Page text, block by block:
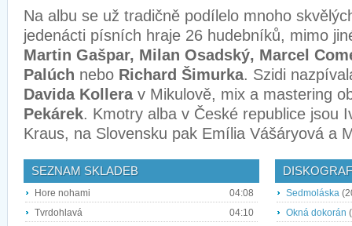
Na albu se už tradičně podílelo mnoho
jedenácti písních hraje 26 hudebníků, mimo
Martin Gašpar, Milan Osadský, Marcel
Palúch nebo Richard Šimurka. Szidi
Davida Kollerav Mikulově, mix a mastering
Pekárek. Kmotry alba v České republice jsou
Kraus, na Slovensku pak Emília Vášáryová a
SEZNAM SKLADEB
Hore nohami
04:08
Tvrdohlavá
04:10
Sedmoláska
Okná dokorán